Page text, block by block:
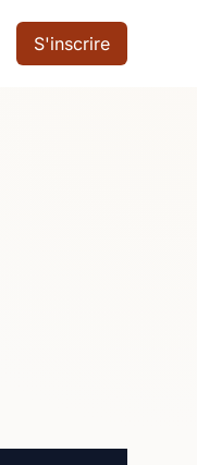
S'inscrire